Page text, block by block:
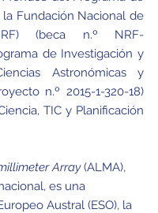
Fundación Nacional de
(beca n.º NRF-
de Investigación y
Astronómicas y
n.º 2015-1-320-18)
TIC y Planificación
Array(ALMA),
es una
Austral (ESO), la